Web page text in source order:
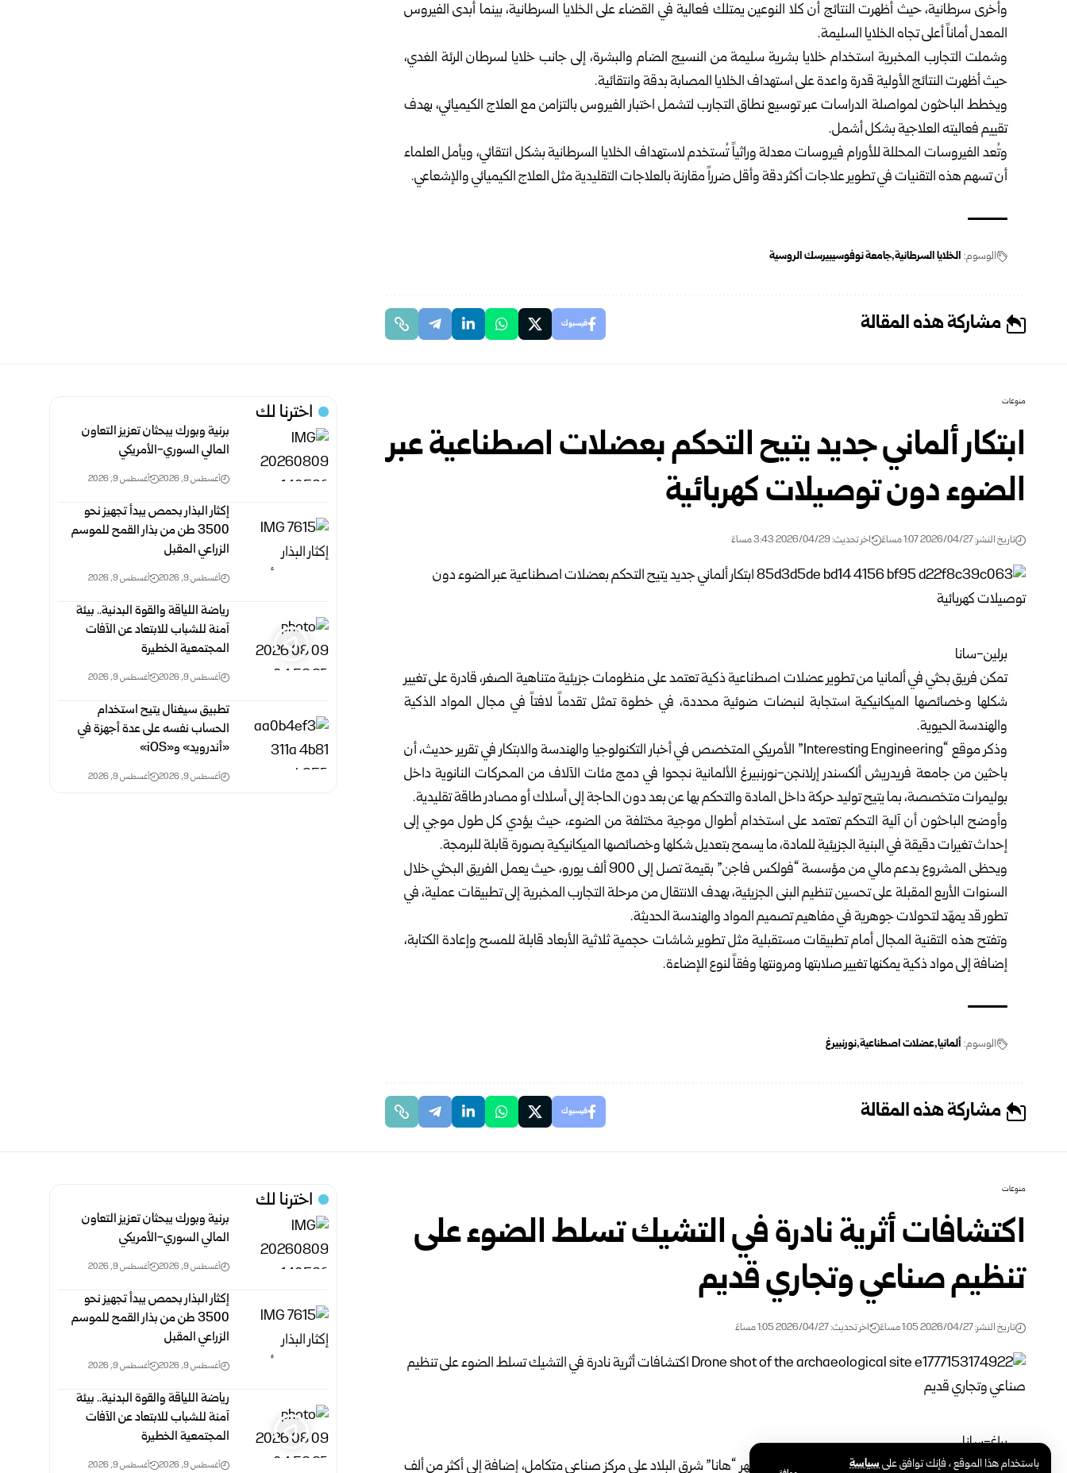
باستخدام هذا الموقع ، فإنك توافق علىسياسة
وأخرى سرطانية، حيث أظهرت النتائج أن كلا النوعين يمتلك فعالية في القضاء على الخلايا السرطانية، بينما أبدى الفيروس
المعدل أماناً أعلى تجاه الخلايا السليمة.
وشملت التجارب المخبرية استخدام خلايا بشرية سليمة من النسيج الضام والبشرة، إلى جانب خلايا لسرطان الرئة الغدي،
حيث أظهرت النتائج الأولية قدرة واعدة على استهداف الخلايا المصابة بدقة وانتقائية.
ويخطط الباحثون لمواصلة الدراسات عبر توسيع نطاق التجارب لتشمل اختبار الفيروس بالتزامن مع العلاج الكيميائي، بهدف
تقييم فعاليته العلاجية بشكل أشمل.
وتُعد الفيروسات المحللة للأورام فيروسات معدلة وراثياً تُستخدم لاستهداف الخلايا السرطانية بشكل انتقائي، ويأمل العلماء
أن تسهم هذه التقنيات في تطوير علاجات أكثر دقة وأقل ضرراً مقارنة بالعلاجات التقليدية مثل العلاج الكيميائي والإشعاعي.
الوسوم: الخلايا السرطانية جامعة نوفوسيبيرسك الروسية
مشاركة هذه المقالة فيسبوك
منوعات
ابتكار ألماني جديد يتيح التحكم بعضلات اصطناعية عبر
الضوء دون توصيلات كهربائية
تاريخ النشر: 2026/04/27 1:07 مساءً اخر تحديث: 2026/04/29 3:43 مساءً
برلين-سانا
تمكن فريق بحثي في ألمانيا من تطوير عضلات اصطناعية ذكية تعتمد على منظومات جزيئية متناهية الصغر، قادرة على تغيير
شكلها وخصائصها الميكانيكية استجابة لنبضات ضوئية محددة، في خطوة تمثل تقدماً لافتاً في مجال المواد الذكية
والهندسة الحيوية.
وذكر موقع “Interesting Engineering” الأمريكي المتخصص في أخبار التكنولوجيا والهندسة والابتكار في تقرير حديث، أن
باحثين من جامعة فريدريش ألكسندر إرلانجن-نورنبيرغ الألمانية نجحوا في دمج مئات الآلاف من المحركات النانوية داخل
بوليمرات متخصصة، بما يتيح توليد حركة داخل المادة والتحكم بها عن بعد دون الحاجة إلى أسلاك أو مصادر طاقة تقليدية.
وأوضح الباحثون أن آلية التحكم تعتمد على استخدام أطوال موجية مختلفة من الضوء، حيث يؤدي كل طول موجي إلى
إحداث تغيرات دقيقة في البنية الجزيئية للمادة، ما يسمح بتعديل شكلها وخصائصها الميكانيكية بصورة قابلة للبرمجة.
ويحظى المشروع بدعم مالي من مؤسسة “فولكس فاجن” بقيمة تصل إلى 900 ألف يورو، حيث يعمل الفريق البحثي خلال
السنوات الأربع المقبلة على تحسين تنظيم البنى الجزيئية، بهدف الانتقال من مرحلة التجارب المخبرية إلى تطبيقات عملية، في
تطور قد يمهّد لتحولات جوهرية في مفاهيم تصميم المواد والهندسة الحديثة.
وتفتح هذه التقنية المجال أمام تطبيقات مستقبلية مثل تطوير شاشات حجمية ثلاثية الأبعاد قابلة للمسح وإعادة الكتابة،
إضافة إلى مواد ذكية يمكنها تغيير صلابتها ومرونتها وفقاً لنوع الإضاءة.
الوسوم: ألمانيا عضلات اصطناعية نورنبيرغ
مشاركة هذه المقالة فيسبوك
اخترنا لك
برنية وبورك يبحثان تعزيز التعاون
المالي السوري-الأمريكي
أغسطس 9, 2026 أغسطس 9, 2026
إكثار البذار بحمص يبدأ تجهيز نحو
3500 طن من بذار القمح للموسم
الزراعي المقبل
أغسطس 9, 2026 أغسطس 9, 2026
رياضة اللياقة والقوة البدنية.. بيئة
آمنة للشباب للابتعاد عن الآفات
المجتمعية الخطيرة
أغسطس 9, 2026 أغسطس 9, 2026
تطبيق سيغنال يتيح استخدام
الحساب نفسه على عدة أجهزة في
«أندرويد» و«iOS»
أغسطس 9, 2026 أغسطس 9, 2026
منوعات
اكتشافات أثرية نادرة في التشيك تسلط الضوء على
تنظيم صناعي وتجاري قديم
تاريخ النشر: 2026/04/27 1:05 مساءً اخر تحديث: 2026/04/27 1:05 مساءً
براغ-سانا
عثر علماء آثار تشيكيون خلال أعمال تنقيب في وادي نهر “هانا” شرق البلاد على مركز صناعي متكامل، إضافة إلى أكثر من ألف
اخترنا لك
برنية وبورك يبحثان تعزيز التعاون
المالي السوري-الأمريكي
أغسطس 9, 2026 أغسطس 9, 2026
إكثار البذار بحمص يبدأ تجهيز نحو
3500 طن من بذار القمح للموسم
الزراعي المقبل
أغسطس 9, 2026 أغسطس 9, 2026
رياضة اللياقة والقوة البدنية.. بيئة
آمنة للشباب للابتعاد عن الآفات
المجتمعية الخطيرة
أغسطس 9, 2026 أغسطس 9, 2026